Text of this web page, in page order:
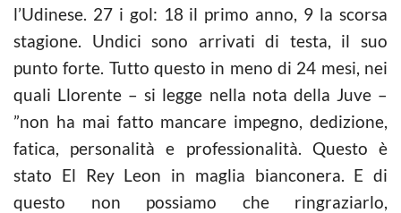
l’Udinese. 27 i gol: 18 il primo anno, 9 la scorsa
stagione. Undici sono arrivati di testa, il suo
punto forte. Tutto questo in meno di 24 mesi, nei
quali Llorente – si legge nella nota della Juve –
”non ha mai fatto mancare impegno, dedizione,
fatica, personalità e professionalità. Questo è
stato El Rey Leon in maglia bianconera. E di
questo non possiamo che ringraziarlo,